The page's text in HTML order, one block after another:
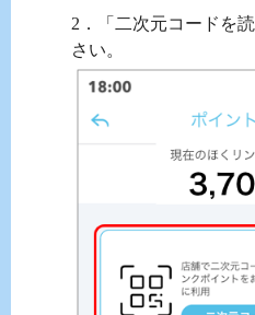
2．「二次元コードを
さい。